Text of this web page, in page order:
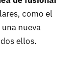
como el
una nueva
ellos.